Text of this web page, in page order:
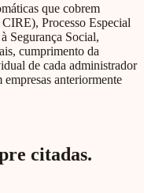
que cobrem
Processo Especial
Segurança Social,
cumprimento da
de cada administrador
anteriormente
citadas.